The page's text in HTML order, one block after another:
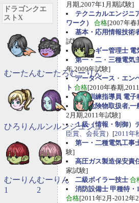
月期,2007年1月期試験]
テクニカルエンジニ
ワーク）
合格[2007年
基本・応用情報技術
試験]
エネルギー管理士 電
第一・二 ・ 三種電気
年,2009年試験]
データベース ・ エン
ト 合格[2010年春期
職業訓練指導員 電子
甲種危険物取扱者,一
2月期,2011年試験]
１級（情報・制御）
臣賞、会長賞）[2011年
第一・二種電気工事
験]
高圧ガス製造保安責
家試験]
二級ボイラー技士 合
消防設備士 甲種特・
合格[2011年2月-2012年
ドラゴンクエ
ストX
むーたんむーたろむーりん
ひろりんルンルンジュジュ
むーりん
1
むーりん
2